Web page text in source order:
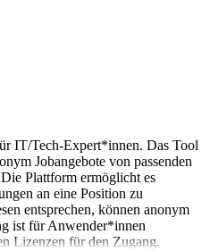
IT/Tech-Expert*innen. Das Tool
Jobangebote von passenden
Plattform ermöglicht es
an eine Position zu
entsprechen, können anonym
ist für Anwender*innen
Lizenzen für den Zugang.